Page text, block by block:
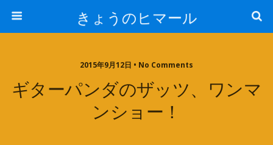
きょうのヒマール
2015年9月12日 • No Comments
ギターパンダのザッツ、ワンマ
ンショー！